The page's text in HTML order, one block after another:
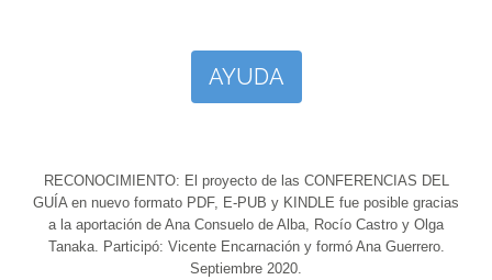
AYUDA
RECONOCIMIENTO: El proyecto de las CONFERENCIAS DEL
GUÍA en nuevo formato PDF, E-PUB y KINDLE fue posible gracias
a la aportación de Ana Consuelo de Alba, Rocío Castro y Olga
Tanaka. Participó: Vicente Encarnación y formó Ana Guerrero.
Septiembre 2020.